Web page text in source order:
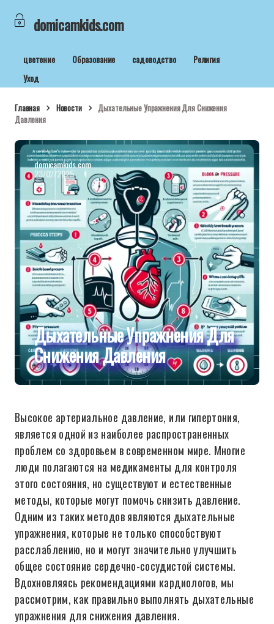
domicamkids.com
цветение Образование садоводство
Религия
Уход
Главная Новости
Дыхательные Упражнения Для Снижения
Давления
domicamkids.com
23/02/2025
Дыхательные Упражнения Для
Снижения Давления
Высокое артериальное давление, или гипертония,
является одной из наиболее распространенных
проблем со здоровьем в современном мире. Многие
люди полагаются на медикаменты для контроля
этого состояния, но существуют и естественные
методы, которые могут помочь снизить давление.
Одним из таких методов являются дыхательные
упражнения, которые не только способствуют
расслаблению, но и могут значительно улучшить
общее состояние сердечно-сосудистой системы.
Вдохновляясь рекомендациями кардиологов, мы
рассмотрим, как правильно выполнять дыхательные
упражнения для снижения давления.